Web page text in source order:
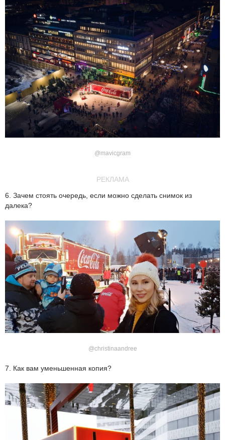
@mavicgram
РЕКЛАМА
6. Зачем стоять очередь, если можно сделать снимок из
далека?
@christinaandree
7. Как вам уменьшенная копия?